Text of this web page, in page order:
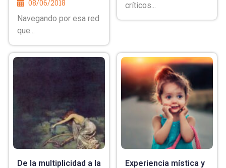
08/06/2018
Navegando por esa red
que...
críticos...
De la multiplicidad a la
Experiencia mística y